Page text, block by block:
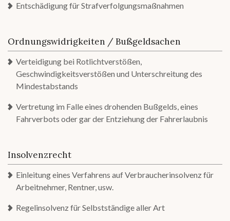
Entschädigung für Strafverfolgungsmaßnahmen
Ordnungswidrigkeiten / Bußgeldsachen
Verteidigung bei Rotlichtverstößen,
Geschwindigkeitsverstößen und Unterschreitung des
Mindestabstands
Vertretung im Falle eines drohenden Bußgelds, eines
Fahrverbots oder gar der Entziehung der Fahrerlaubnis
Insolvenzrecht
Einleitung eines Verfahrens auf Verbraucherinsolvenz für
Arbeitnehmer, Rentner, usw.
Regelinsolvenz für Selbstständige aller Art